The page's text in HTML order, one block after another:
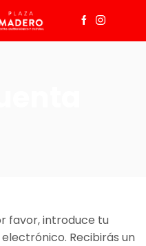
favor, introduce tu
Recibirás un